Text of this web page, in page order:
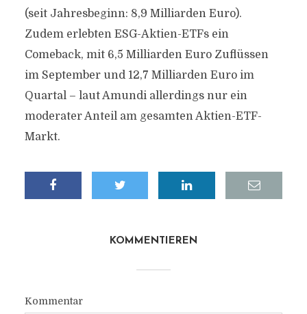
(seit Jahresbeginn: 8,9 Milliarden Euro).
Zudem erlebten ESG-Aktien-ETFs ein
Comeback, mit 6,5 Milliarden Euro Zuflüssen
im September und 12,7 Milliarden Euro im
Quartal – laut Amundi allerdings nur ein
moderater Anteil am gesamten Aktien-ETF-
Markt.
KOMMENTIEREN
Kommentar